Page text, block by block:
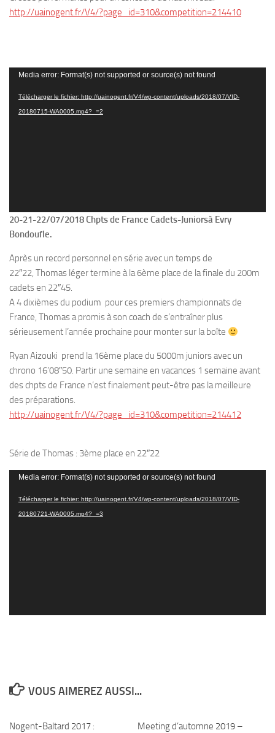
http://uainogent.fr/V4/?page_id=310&competition=214410
Lecteur
Media error: Format(s) not supported or source(s) not found
Télécharger le fichier: http://uainogent.fr/V4/wp-content/uploads/2018/07/VID-
20180715-WA0005.mp4?_=2
20-21-22/07/2018 Chpts de France Cadets-Juniorsà Evry
Bondoufle.
Après un record personnel en série avec un temps de
22″22, Thomas léger termine à la 6ème place de la finale du 200m
cadets en 22″45.
A 4 dixièmes du podium pour ces premiers championnats de
France, Thomas a promis à son coach de s’entraîner plus
sérieusement l’année prochaine pour monter sur la boîte
Ryan Aizouki prend la 16ème place du 5000m juniors avec un
chrono 16’08″50. Partir une semaine en vacances 1 semaine avant
des chpts de France n’est finalement peut-être pas la meilleure
des préparations.
http://uainogent.fr/V4/?page_id=310&competition=214412
Série de Thomas : 3ème place en 22″22
Lecteur
Media error: Format(s) not supported or source(s) not found
Télécharger le fichier: http://uainogent.fr/V4/wp-content/uploads/2018/07/VID-
20180721-WA0005.mp4?_=3
VOUS AIMEREZ AUSSI...
Nogent-Baltard 2017 :
Meeting d’automne 2019 –